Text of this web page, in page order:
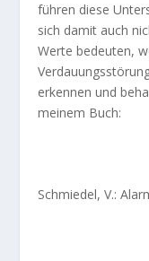
führen diese
sich damit auch
Werte bedeuten,
erkennen und
meinem Buch:
Schmiedel, V.: